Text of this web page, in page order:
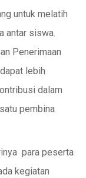
untuk melatih
antar siswa.
Penerimaan
lebih
dalam
pembina
para peserta
kegiatan